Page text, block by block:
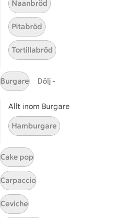
Champinjonfisk med
potatismos
Betyg 3.4 av 5.
5 personer har röstat
Receptet tar Under 45 min att tillaga
Under 45 min
Sidfot
Start
Naanbröd
Pitabröd
Tortillabröd
Burgare Dölj -
Allt inom Burgare
Hamburgare
Cake pop
Carpaccio
Ceviche